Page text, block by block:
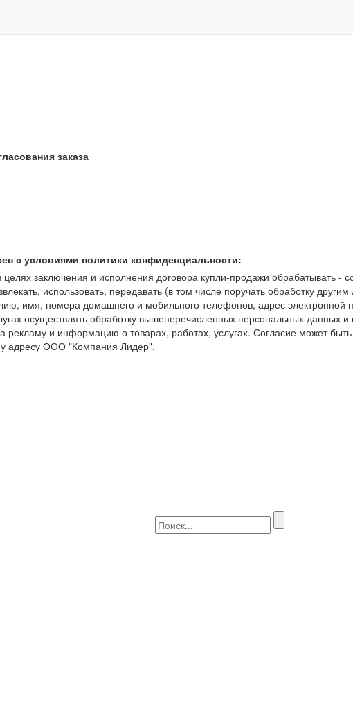
заказа
с условиями политики конфиденциальности:
заключения и исполнения договора купли-продажи обрабатывать -
использовать, передавать (в том числе поручать обработку
имя, номера домашнего и мобильного телефонов, адрес
осуществлять обработку вышеперечисленных персональных данных
и информацию о товарах, работах, услугах. Согласие может
адресу ООО "Компания Лидер".